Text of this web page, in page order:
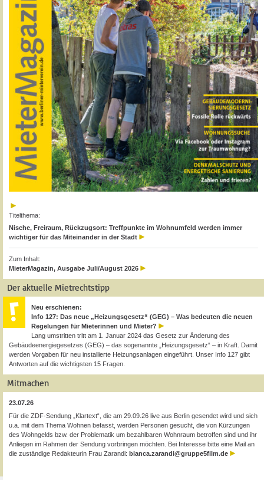
Titelthema:
Nische, Freiraum, Rückzugsort: Treffpunkte im Wohnumfeld werden immer
wichtiger für das Miteinander in der Stadt
Zum Inhalt:
MieterMagazin, Ausgabe Juli/August 2026
Der aktuelle Mietrechtstipp
Neu erschienen:
Info 127: Das neue „Heizungsgesetz“ (GEG) – Was bedeuten die neuen
Regelungen für Mieterinnen und Mieter?
Lang umstritten tritt am 1. Januar 2024 das Gesetz zur Änderung des
Gebäudeenergiegesetzes (GEG) – das sogenannte „Heizungsgesetz“ – in Kraft. Damit
werden Vorgaben für neu installierte Heizungsanlagen eingeführt. Unser Info 127 gibt
Antworten auf die wichtigsten 15 Fragen.
Mitmachen
23.07.26
Für die ZDF-Sendung „Klartext“, die am 29.09.26 live aus Berlin gesendet wird und sich
u.a. mit dem Thema Wohnen befasst, werden Personen gesucht, die von Kürzungen
des Wohngelds bzw. der Problematik um bezahlbaren Wohnraum betroffen sind und ihr
Anliegen im Rahmen der Sendung vorbringen möchten. Bei Interesse bitte eine Mail an
die zuständige Redakteurin Frau Zarandi: bianca.zarandi@gruppe5film.de